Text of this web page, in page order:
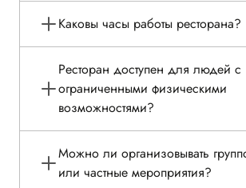
Каковы часы работы ресторана?
Ресторан доступен для людей с
ограниченными физическими
возможностями?
Можно ли организовывать
или частные мероприятия?